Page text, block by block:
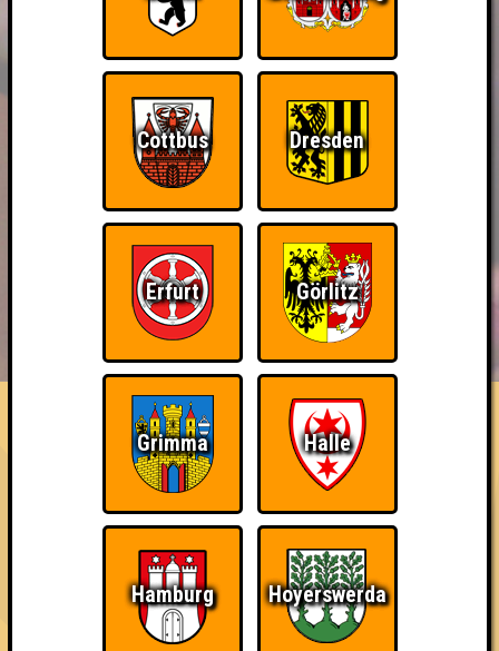
HIGHSCORE RESERVIERUNG
FAQ ÜBER UNS
Belege den 1. Platz
~ Noch nicht erreicht ~
Cottbus Dresden
Erfurt Görlitz
Grimma Halle
Hamburg Hoyerswerda